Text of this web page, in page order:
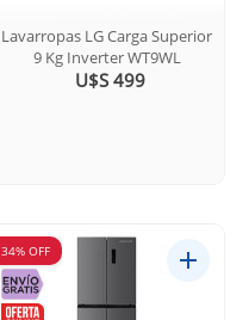
Lavarropas LG Carga Superior
9 Kg Inverter WT9WL
U$S 499
34% OFF